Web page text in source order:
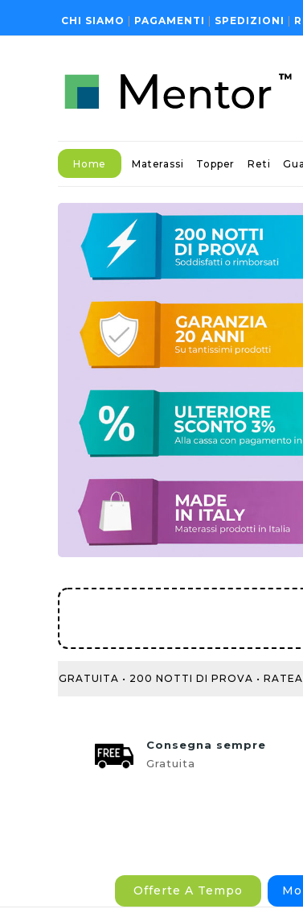
CHI SIAMO PAGAMENTI SPEDIZIONI
Home Materassi Topper Reti
GRATUITA • 200 NOTTI DI PROVA • RATEALE
Consegna sempre
Gratuita
Offerte A Tempo